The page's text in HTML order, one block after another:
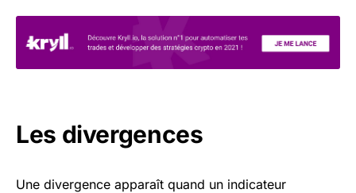
Les divergences
Une divergence apparaît quand un indicateur